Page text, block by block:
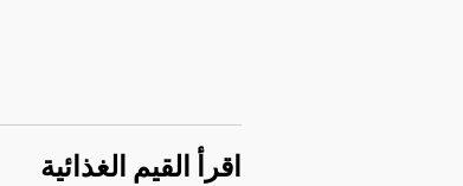
اقرأ القيم الغذائية